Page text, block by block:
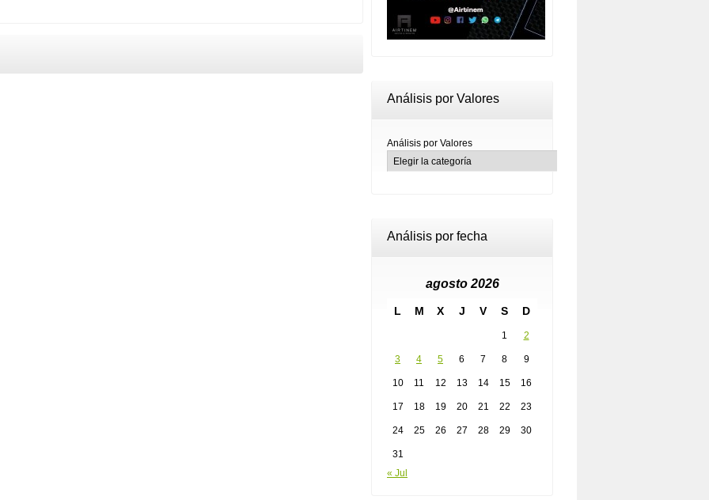
Análisis por Valores
Análisis por Valores
Análisis por fecha
agosto 2026
L M X J V S D
1 2
3 4 5 6 7 8 9
10 11 12 13 14 15 16
17 18 19 20 21 22 23
24 25 26 27 28 29 30
31
« Jul